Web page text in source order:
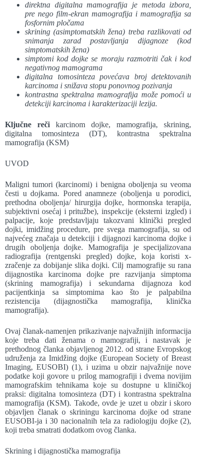
direktna digitalna mamografija je metoda izbora,
pre nego film-ekran mamografija i mamografija sa
fosfornim pločama
skrining (asimptomatskih žena) treba razlikovati od
snimanja zarad postavljanja dijagnoze (kod
simptomatskih žena)
simptomi kod dojke se moraju razmotriti čak i kod
negativnog mamograma
digitalna tomosinteza povećava broj detektovanih
karcinoma i snižava stopu ponovnog pozivanja
kontrastna spektralna mamografija može pomoći u
detekciji karcinoma i karakterizaciji lezija.
Ključne rečikarcinom dojke, mamografija, skrining,
digitalna tomosinteza (DT), kontrastna spektralna
mamografija (KSM)
UVOD
Maligni tumori (karcinomi) i benigna oboljenja su veoma
česti u dojkama. Pored anamneze (oboljenja u porodici,
prethodna oboljenja/ hirurgija dojke, hormonska terapija,
subjektivni osećaj i pritužbe), inspekcije (eksterni izgled) i
palpacije, koje predstavljaju takozvani klinički pregled
dojki, imidžing procedure, pre svega mamografija, su od
najvećeg značaja u detekciji i dijagnozi karcinoma dojke i
drugih oboljenja dojke. Mamografija je specijalizovana
radiografija (rentgenski pregled) dojke, koja koristi x-
zračenje za dobijanje slika dojki. Cilj mamografije su rana
dijagnostika karcinoma dojke pre razvijanja simptoma
(skrining mamografija) i sekundarna dijagnoza kod
pacijentkinja sa simptomima kao što je palpabilna
rezistencija (dijagnostička mamografija, klinička
mamografija).
Ovaj članak-namenjen prikazivanje najvažnijih informacija
koje treba dati ženama o mamografiji, i nastavak je
prethodnog članka objavljenog 2012. od strane Evropskog
udruženja za Imidžing dojke (European Society of Breast
Imaging, EUSOBI) (1), i uzima u obzir najvažnije nove
podatke koji govore u prilog mamografiji i dvema novijim
mamografskim tehnikama koje su dostupne u kliničkoj
praksi: digitalna tomosinteza (DT) i kontrastna spektralna
mamografija (KSM). Takođe, ovde je uzet u obzir i skoro
objavljen članak o skriningu karcinoma dojke od strane
EUSOBI-ja i 30 nacionalnih tela za radiologiju dojke (2),
koji treba smatrati dodatkom ovog članka.
Skrining i dijagnostička mamografija